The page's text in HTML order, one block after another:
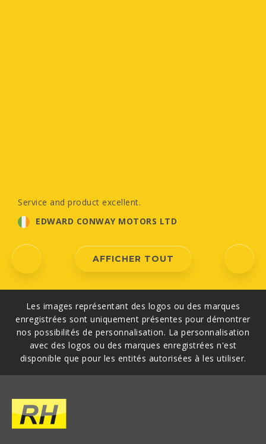
Service and product excellent.
EDWARD CONWAY MOTORS LTD
AFFICHER TOUT
Les images représentant des logos ou des marques
enregistrées sont uniquement présentes pour démontrer
nos possibilités de personnalisation. La personnalisation
avec des logos ou des marques enregistrées n'est
disponible que pour les entités autorisées à les utiliser.